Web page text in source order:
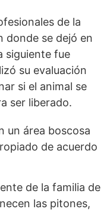
de la
donde se dejó en
siguiente fue
su evaluación
si el animal se
ser liberado.
un área boscosa
de acuerdo
de la familia de
las pitones,